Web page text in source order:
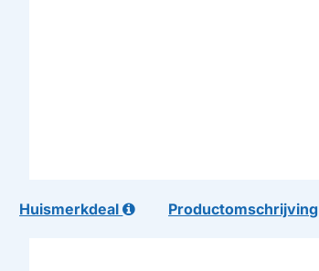
Huismerkdeal Productomschrijving